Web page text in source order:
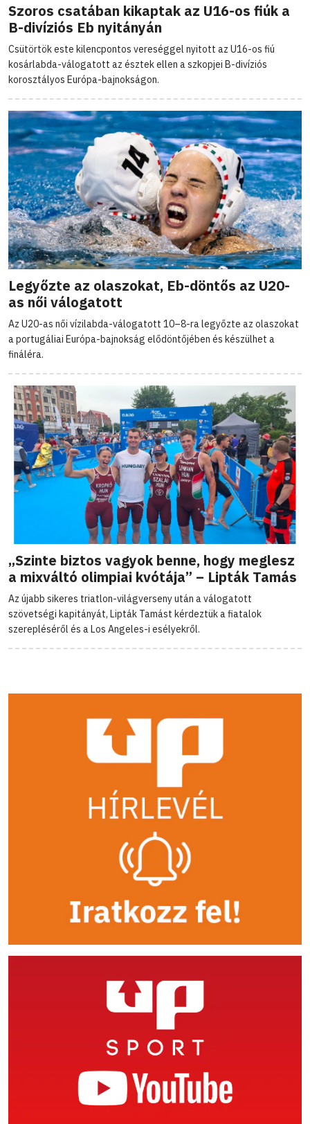
Szoros csatában kikaptak az U16-os fiúk a
B-divíziós Eb nyitányán
Csütörtök este kilencpontos vereséggel nyitott az U16-os fiú
kosárlabda-válogatott az észtek ellen a szkopjei B-divíziós
korosztályos Európa-bajnokságon.
Legyőzte az olaszokat, Eb-döntős az U20-
as női válogatott
Az U20-as női vízilabda-válogatott 10–8-ra legyőzte az olaszokat
a portugáliai Európa-bajnokság elődöntőjében és készülhet a
fináléra.
„Szinte biztos vagyok benne, hogy meglesz
a mixváltó olimpiai kvótája” – Lipták Tamás
Az újabb sikeres triatlon-világverseny után a válogatott
szövetségi kapitányát, Lipták Tamást kérdeztük a fiatalok
szerepléséről és a Los Angeles-i esélyekről.